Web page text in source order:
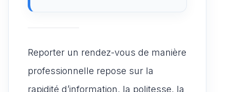
Reporter un rendez-vous de manière
professionnelle repose sur la
rapidité d’information, la politesse, la